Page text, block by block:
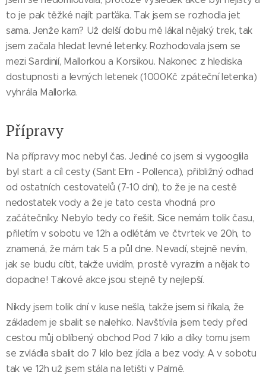
to je pak těžké najít parťáka. Tak jsem se rozhodla jet
sama. Jenže kam? Už delší dobu mě lákal nějaký trek, tak
jsem začala hledat levné letenky. Rozhodovala jsem se
mezi Sardinií, Mallorkou a Korsikou. Nakonec z hlediska
dostupnosti a levných letenek (1000Kč zpáteční letenka)
vyhrála Mallorka.
Přípravy
Na přípravy moc nebyl čas. Jediné co jsem si vygooglila
byl start a cíl cesty (Sant Elm - Pollenca), přibližný odhad
od ostatních cestovatelů (7-10 dní), to že je na cestě
nedostatek vody a že je tato cesta vhodná pro
začátečníky. Nebylo tedy co řešit. Sice nemám tolik času,
přiletím v sobotu ve 12h a odlétám ve čtvrtek ve 20h, to
znamená, že mám tak 5 a půl dne. Nevadí, stejně nevím,
jak se budu cítit, takže uvidím, prostě vyrazím a nějak to
dopadne! Takové akce jsou stejně ty nejlepší.
Nikdy jsem tolik dní v kuse nešla, takže jsem si říkala, že
základem je sbalit se nalehko. Navštívila jsem tedy před
cestou můj oblíbený obchod Pod 7 kilo a díky tomu jsem
se zvládla sbalit do 7 kilo bez jídla a bez vody. A v sobotu
tak ve 12h už jsem stála na letišti v Palmě.